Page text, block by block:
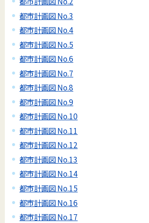
都市計画図 No.3
都市計画図 No.4
都市計画図 No.5
都市計画図 No.6
都市計画図 No.7
都市計画図 No.8
都市計画図 No.9
都市計画図 No.10
都市計画図 No.11
都市計画図 No.12
都市計画図 No.13
都市計画図 No.14
都市計画図 No.15
都市計画図 No.16
都市計画図 No.17